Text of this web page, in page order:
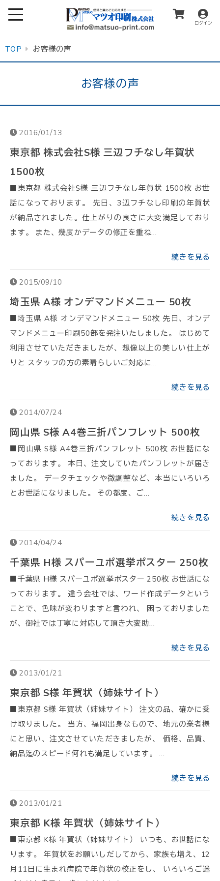
ログイン
TOP お客様の声
お客様の声
2016/01/13
東京都 株式会社S様 三辺フチなし年賀状
1500枚
■東京都 株式会社S様 三辺フチなし年賀状 1500枚 お世
話になっております。 先日、3辺フチなし印刷の年賀状
が納品されました。仕上がりの良さに大変満足しており
ます。 また、幾度かデータの修正を重ね…
続きを見る
2015/09/10
埼玉県 A様 オンデマンドメニュー 50枚
■埼玉県 A様 オンデマンドメニュー 50枚 先日、オンデ
マンドメニュー印刷50部を発注いたしました。 はじめて
利用させていただきましたが、想像以上の美しい仕上が
りと スタッフの方の素晴らしいご対応に…
続きを見る
2014/07/24
岡山県 S様 A4巻三折パンフレット 500枚
■岡山県 S様 A4巻三折パンフレット 500枚 お世話にな
っております。 本日、注文していたパンフレットが届き
ました。 データチェックや微調整など、本当にいろいろ
とお世話になりました。 その都度、ご…
続きを見る
2014/04/24
千葉県 H様 スパーユポ選挙ポスター 250枚
■千葉県 H様 スパーユポ選挙ポスター 250枚 お世話にな
っております。 違う会社では、ワード作成データという
ことで、色味が変わりますと言われ、 困っておりました
が、御社では丁寧に対応して頂き大変助…
続きを見る
2013/01/21
東京都 S様 年賀状（姉妹サイト）
■東京都 S様 年賀状（姉妹サイト） 注文の品、確かに受
け取りました。 当方、福岡出身なもので、地元の業者様
にと思い、注文させていただきましたが、 価格、品質、
納品迄のスピード何れも満足しています。 …
続きを見る
2013/01/21
東京都 K様 年賀状（姉妹サイト）
■東京都 K様 年賀状（姉妹サイト） いつも、お世話にな
ります。 年賀状をお願いしだしてから、家族も増え、12
月11日に生まれ病院で年賀状の校正をし、 いろいろご迷